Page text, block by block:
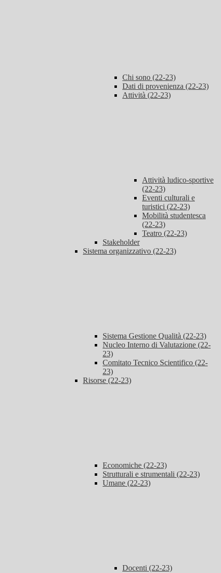
Chi sono (22-23)
Dati di provenienza (22-23)
Attività (22-23)
Attività ludico-sportive
(22-23)
Eventi culturali e
turistici (22-23)
Mobilità studentesca
(22-23)
Teatro (22-23)
Stakeholder
Sistema organizzativo (22-23)
Sistema Gestione Qualità (22-23)
Nucleo Interno di Valutazione (22-
23)
Comitato Tecnico Scientifico (22-
23)
Risorse (22-23)
Economiche (22-23)
Strutturali e strumentali (22-23)
Umane (22-23)
Docenti (22-23)